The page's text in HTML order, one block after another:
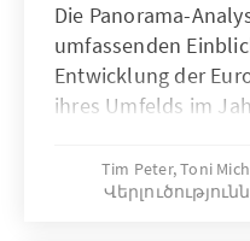
Die Panorama-
umfassenden
Entwicklung der
ihres Umfelds im
Innovation und
Tim Peter, Toni